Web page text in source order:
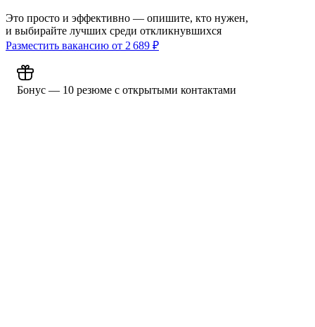
Это просто и эффективно — опишите, кто нужен,
и выбирайте лучших среди откликнувшихся
Разместить вакансию от 2 689 ₽
Бонус — 10 резюме с открытыми контактами